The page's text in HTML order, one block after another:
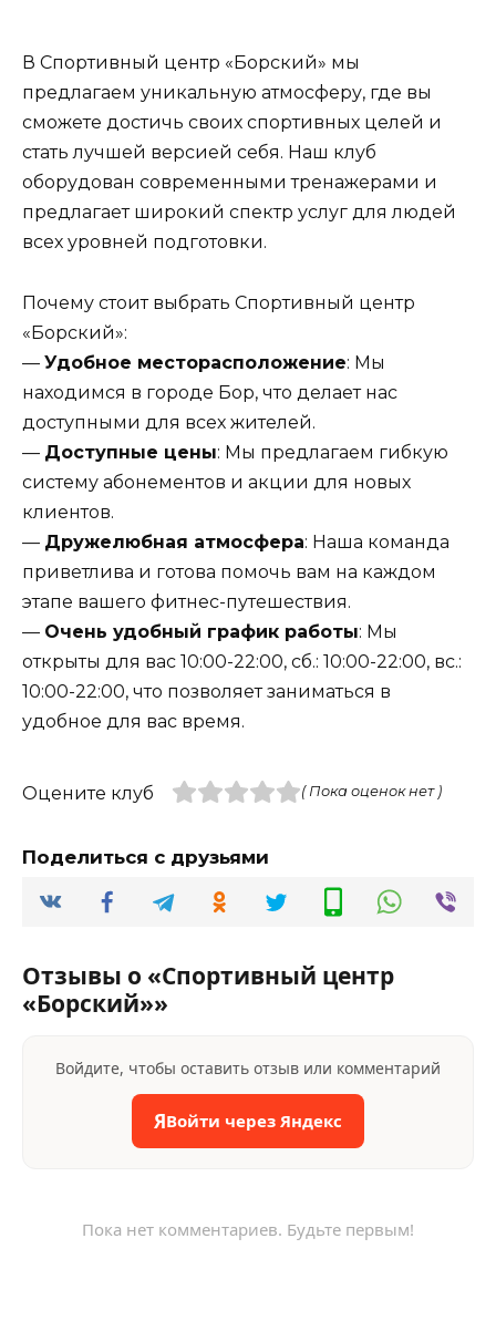
В Спортивный центр «Борский» мы
предлагаем уникальную атмосферу, где вы
сможете достичь своих спортивных целей и
стать лучшей версией себя. Наш клуб
оборудован современными тренажерами и
предлагает широкий спектр услуг для людей
всех уровней подготовки.
Почему стоит выбрать Спортивный центр
«Борский»:
— Удобное месторасположение: Мы
находимся в городе Бор, что делает нас
доступными для всех жителей.
— Доступные цены: Мы предлагаем гибкую
систему абонементов и акции для новых
клиентов.
— Дружелюбная атмосфера: Наша команда
приветлива и готова помочь вам на каждом
этапе вашего фитнес-путешествия.
— Очень удобный график работы: Мы
открыты для вас 10:00-22:00, сб.: 10:00-22:00, вс.:
10:00-22:00, что позволяет заниматься в
удобное для вас время.
Оцените клуб ( Пока оценок нет )
Поделиться с друзьями
Отзывы о «Спортивный центр
«Борский»»
Войдите, чтобы оставить отзыв или комментарий
ЯВойти через Яндекс
Пока нет комментариев. Будьте первым!